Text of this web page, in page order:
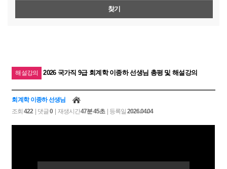
찾기
해설강의 2026 국가직 9급 회계학 이종하 선생님 총평 및 해설강의
회계학 이종하 선생님
조회422| 댓글0| 재생시간47분 45초| 등록일2026.04.04